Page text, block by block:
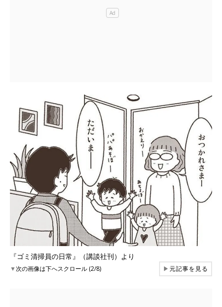
『ゴミ清掃員の日常』（講談社刊）より
▼次の画像は下へスクロール (2/8) ▶元記事を見る